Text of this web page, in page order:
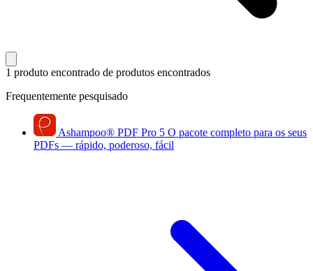
1 produto encontrado de produtos encontrados
Frequentemente pesquisado
Ashampoo® PDF Pro 5 O pacote completo para os seus
PDFs — rápido, poderoso, fácil